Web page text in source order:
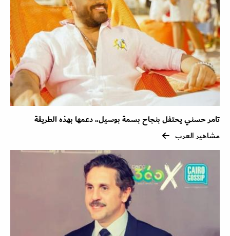
تامر حسني يحتفل بنجاح بسمة بوسيل.. دعمها بهذه الطريقة
مشاهير العرب